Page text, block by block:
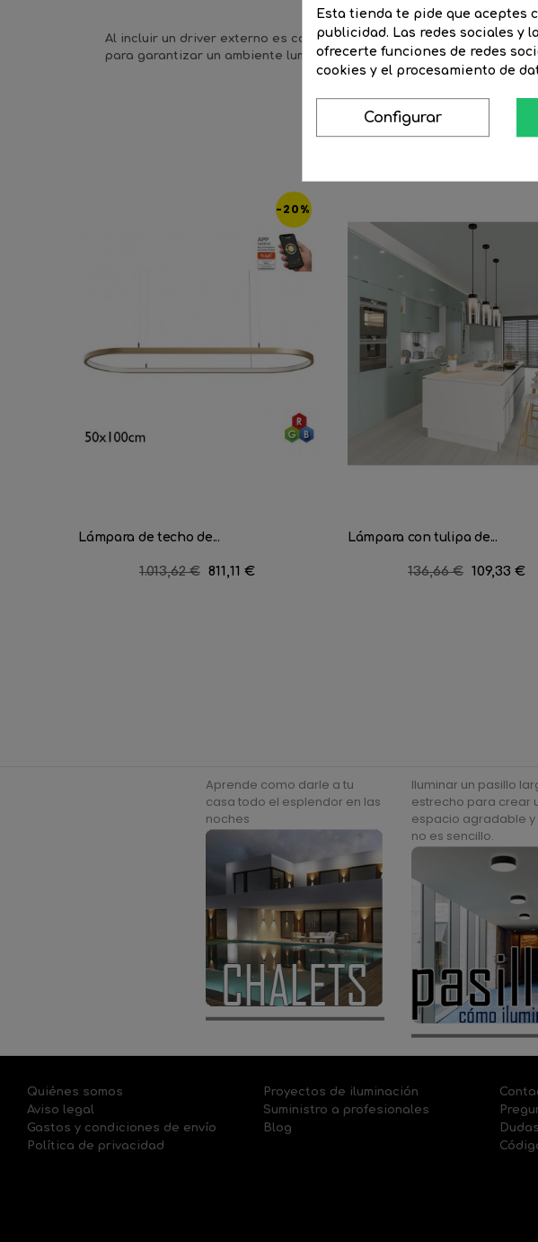
Al incluir un driver externo es compatible con los sistemas
para garantizar un ambiente luminoso cómodo y confortable.
16
-20%
Lámpara de techo de...
Precio
1.013,62 € Precio
811,11 €
Lámpara con tulipa de...
Precio
136,66 € Precio
109,33 €
Aprende como darle a tu
casa todo el esplendor en las
noches
Iluminar un pasillo
estrecho para crear
espacio agradable y
no es sencillo.
Quiénes somos
Aviso legal
Gastos y condiciones de envío
Política de privacidad
Proyectos de iluminación
Suministro a profesionales
Blog
Esta tienda te pide que aceptes
publicidad. Las redes sociales y
ofrecerte funciones de redes
cookies y el procesamiento de
Configurar